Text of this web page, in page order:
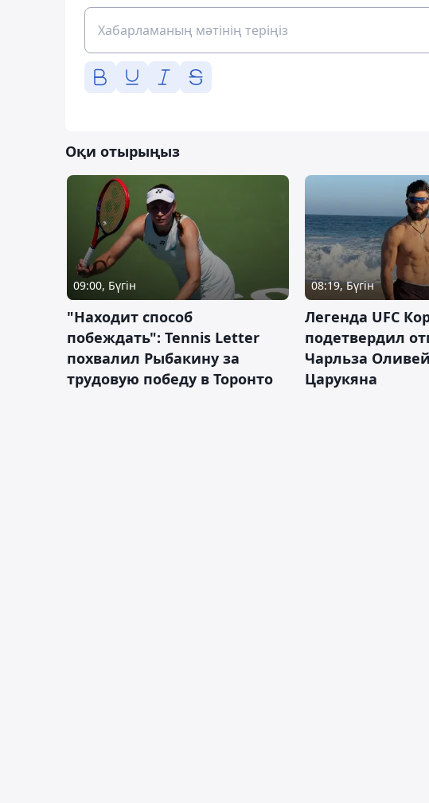
Оқи отырыңыз
09:00, Бүгін
"Находит способ
побеждать": Tennis Letter
похвалил Рыбакину за
трудовую победу в Торонто
08:19, Бүгін
Легенда UFC
подетвердил
Чарльза
Царукяна